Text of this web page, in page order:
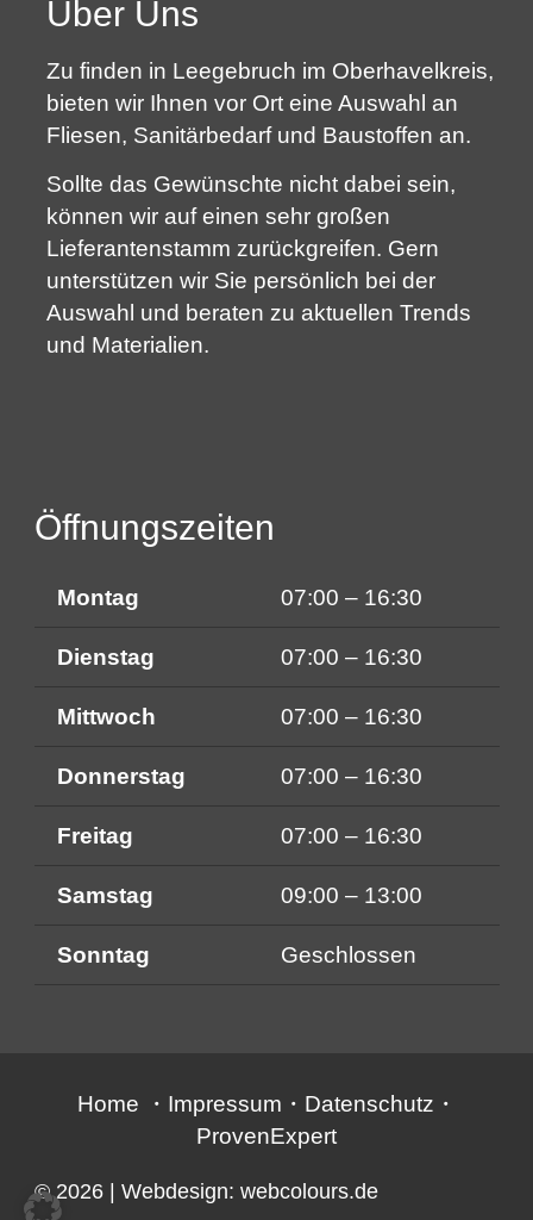
Über Uns
Zu finden in Leegebruch im Oberhavelkreis,
bieten wir Ihnen vor Ort eine Auswahl an
Fliesen, Sanitärbedarf und Baustoffen an.
Sollte das Gewünschte nicht dabei sein,
können wir auf einen sehr großen
Lieferantenstamm zurückgreifen. Gern
unterstützen wir Sie persönlich bei der
Auswahl und beraten zu aktuellen Trends
und Materialien.
Öffnungszeiten
Montag 07:00 – 16:30
Dienstag 07:00 – 16:30
Mittwoch 07:00 – 16:30
Donnerstag 07:00 – 16:30
Freitag 07:00 – 16:30
Samstag 09:00 – 13:00
Sonntag Geschlossen
Home ・ Impressum ・ Datenschutz ・
ProvenExpert
© 2026 | Webdesign: webcolours.de